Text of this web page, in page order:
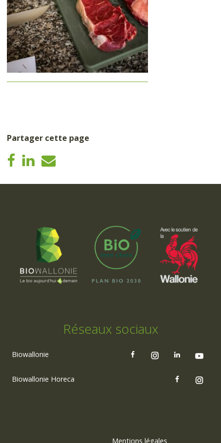
Partager cette page
Réseaux sociaux
Biowallonie
Biowallonie Horeca
Mentions légales